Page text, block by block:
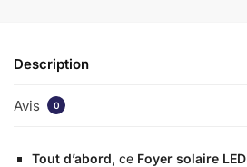
Description
Avis 0
Tout d’abord, ce Foyer solaire LED